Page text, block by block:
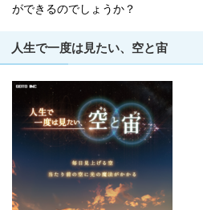
ができるのでしょうか？
人生で一度は見たい、空と宙